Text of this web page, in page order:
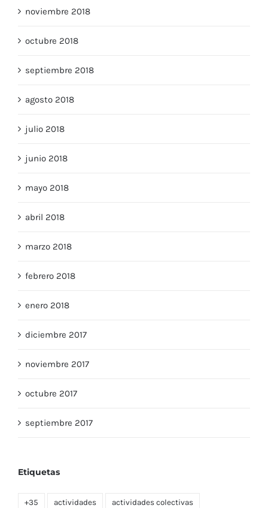
noviembre 2018
octubre 2018
septiembre 2018
agosto 2018
julio 2018
junio 2018
mayo 2018
abril 2018
marzo 2018
febrero 2018
enero 2018
diciembre 2017
noviembre 2017
octubre 2017
septiembre 2017
Etiquetas
+35 actividades actividades colectivas